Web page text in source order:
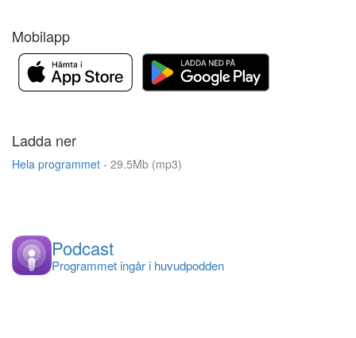
Mobilapp
Ladda ner
Hela programmet - 29.5Mb (mp3)
Podcast
Programmet ingår i huvudpodden